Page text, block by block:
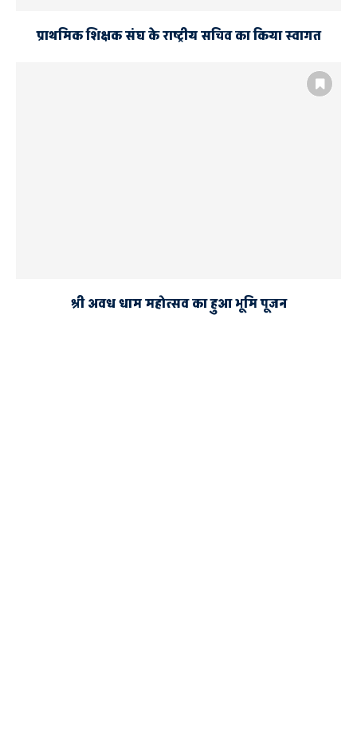
प्राथमिक शिक्षक संघ के राष्ट्रीय सचिव का किया स्वागत
श्री अवध धाम महोत्सव का हुआ भूमि पूजन